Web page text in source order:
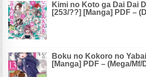
Kimi no Koto ga Dai Dai
[253/??] [Manga] PDF –
Boku no Kokoro no
[Manga] PDF – (Mega/Mf/